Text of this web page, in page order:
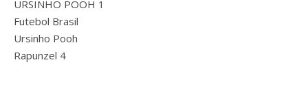
URSINHO POOH 1
Futebol Brasil
Ursinho Pooh
Rapunzel 4